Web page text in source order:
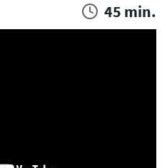
45 min.